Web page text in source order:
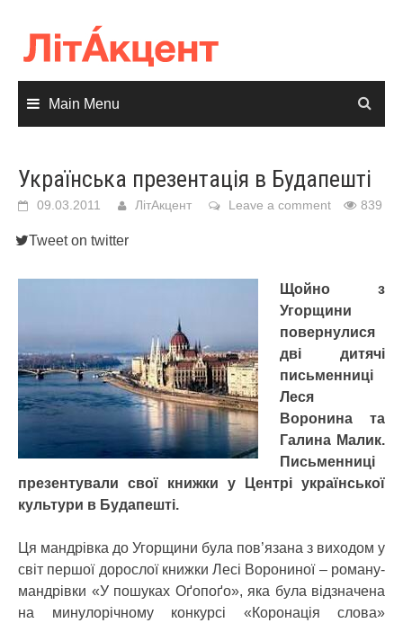
content
Main Menu
Українська презентація в Будапешті
09.03.2011 ЛітАкцент Leave a comment 839
Tweet on twitter
Щойно з
Угорщини
повернулися
дві дитячі
письменниці
Леся
Воронина та
Галина Малик.
Письменниці
презентували свої книжки у Центрі української
культури в Будапешті.
Ця мандрівка до Угорщини була пов’язана з виходом у
світ першої дорослої книжки Лесі Ворониної – роману-
мандрівки «У пошуках Оґопоґо», яка була відзначена
на минулорічному конкурсі «Коронація слова»